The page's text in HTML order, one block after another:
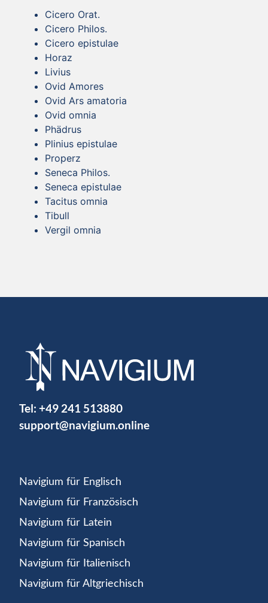
Cicero Orat.
Cicero Philos.
Cicero epistulae
Horaz
Livius
Ovid Amores
Ovid Ars amatoria
Ovid omnia
Phädrus
Plinius epistulae
Properz
Seneca Philos.
Seneca epistulae
Tacitus omnia
Tibull
Vergil omnia
Tel: +49 241 513880
support@navigium.online
Navigium für Englisch
Navigium für Französisch
Navigium für Latein
Navigium für Spanisch
Navigium für Italienisch
Navigium für Altgriechisch